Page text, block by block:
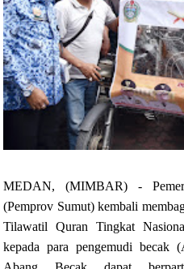
MEDAN, (MIMBAR) -
(Pemprov Sumut) kembali
Tilawatil Quran Tingkat
kepada para pengemudi becak